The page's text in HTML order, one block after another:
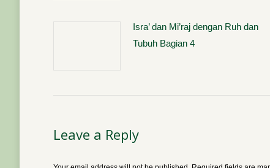
Isra’ dan Mi’raj dengan Ruh dan
Tubuh Bagian 4
Leave a Reply